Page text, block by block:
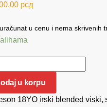
рсд
u cenu i nema skrivenih
18yo 0.70 količina
u korpu
18YO irski blended viski,